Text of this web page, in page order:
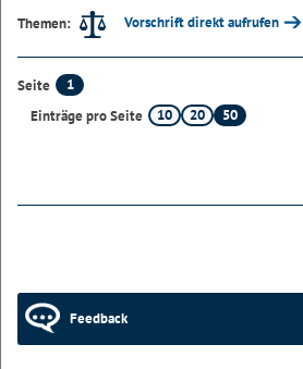
Themen:
Vorschrift direkt aufrufen
Seite
1
Einträge pro Seite
10 20 50
Feedback